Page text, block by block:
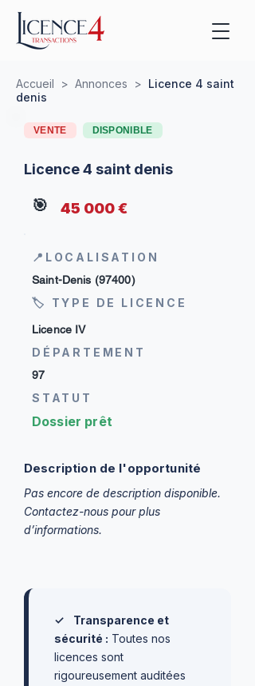
Accueil > Annonces > Licence 4 saint
denis
VENTE DISPONIBLE
Licence 4 saint denis
🎯 45 000 €
📍LOCALISATION
Saint-Denis (97400)
🏷 TYPE DE LICENCE
Licence IV
DÉPARTEMENT
97
STATUT
Dossier prêt
Description de l'opportunité
Pas encore de description disponible.
Contactez-nous pour plus
d’informations.
✓
Transparence et
sécurité : Toutes nos
licences sont
rigoureusement auditées